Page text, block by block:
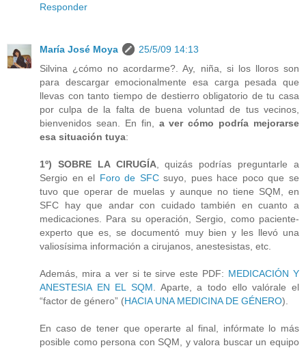
Responder
María José Moya
25/5/09 14:13
Silvina ¿cómo no acordarme?. Ay, niña, si los lloros son
para descargar emocionalmente esa carga pesada que
llevas con tanto tiempo de destierro obligatorio de tu casa
por culpa de la falta de buena voluntad de tus vecinos,
bienvenidos sean. En fin,
a ver cómo podría mejorarse
esa situación tuya:
1º) SOBRE LA CIRUGÍA, quizás podrías preguntarle a
Sergio en el Foro de SFCsuyo, pues hace poco que se
tuvo que operar de muelas y aunque no tiene SQM, en
SFC hay que andar con cuidado también en cuanto a
medicaciones. Para su operación, Sergio, como paciente-
experto que es, se documentó muy bien y les llevó una
valiosísima información a cirujanos, anestesistas, etc.
Además, mira a ver si te sirve este PDF: MEDICACIÓN Y
ANESTESIA EN EL SQM . Aparte, a todo ello valórale el
“factor de género” (HACIA UNA MEDICINA DE GÉNERO).
En caso de tener que operarte al final, infórmate lo más
posible como persona con SQM, y valora buscar un equipo